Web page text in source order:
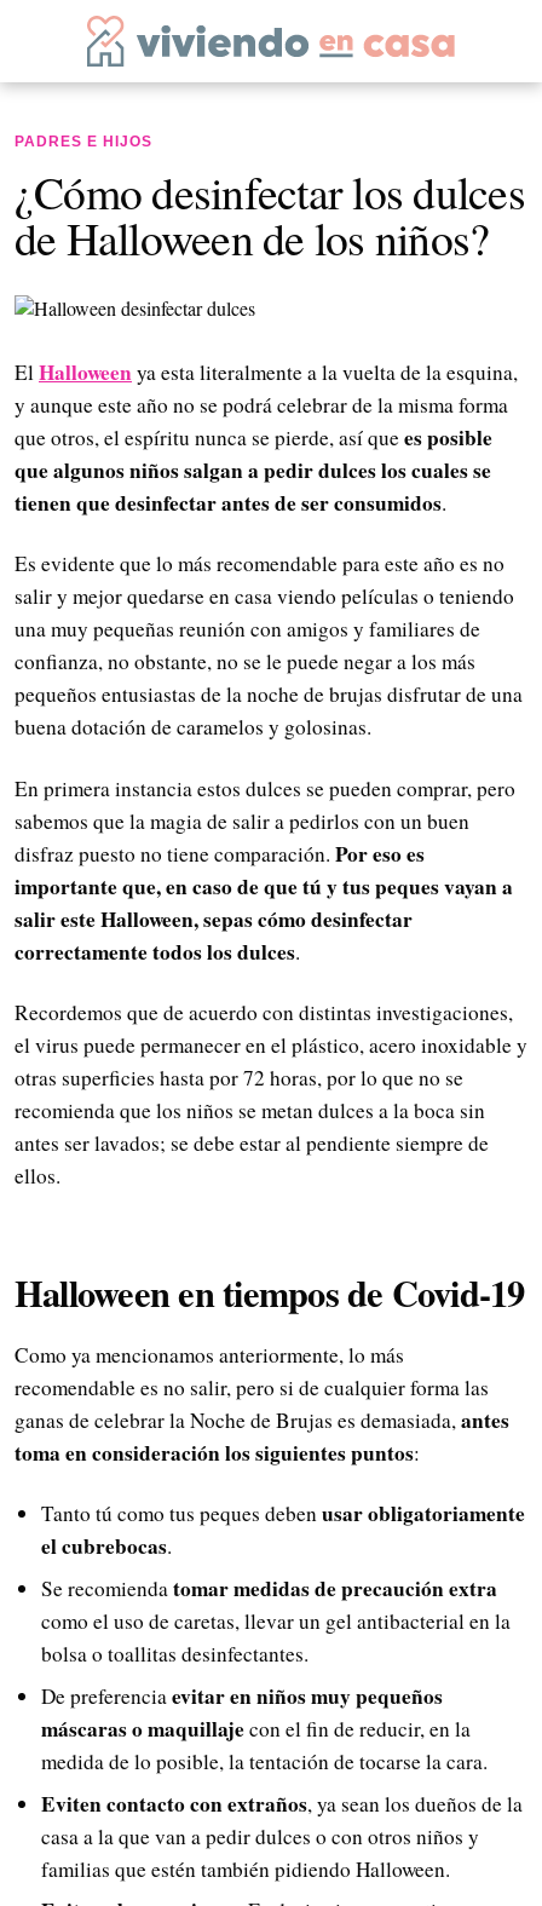
PADRES E HIJOS
¿Cómo desinfectar los dulces
de Halloween de los niños?
ElHalloweenya esta literalmente a la vuelta de la esquina,
y aunque este año no se podrá celebrar de la misma forma
que otros, el espíritu nunca se pierde, así quees posible
que algunos niños salgan a pedir dulces los cuales se
tienen que desinfectar antes de ser consumidos.
Es evidente que lo más recomendable para este año es no
salir y mejor quedarse en casa viendo películas o teniendo
una muy pequeñas reunión con amigos y familiares de
confianza, no obstante, no se le puede negar a los más
pequeños entusiastas de la noche de brujas disfrutar de una
buena dotación de caramelos y golosinas.
En primera instancia estos dulces se pueden comprar, pero
sabemos que la magia de salir a pedirlos con un buen
disfraz puesto no tiene comparación. Por eso es
importante que, en caso de que tú y tus peques vayan a
salir este Halloween, sepas cómo desinfectar
correctamente todos los dulces.
Recordemos que de acuerdo con distintas investigaciones,
el virus puede permanecer en el plástico, acero inoxidable y
otras superficies hasta por 72 horas, por lo que no se
recomienda que los niños se metan dulces a la boca sin
antes ser lavados; se debe estar al pendiente siempre de
ellos.
Halloween en tiempos de Covid-19
Como ya mencionamos anteriormente, lo más
recomendable es no salir, pero si de cualquier forma las
ganas de celebrar la Noche de Brujas es demasiada,antes
toma en consideración los siguientes puntos:
Tanto tú como tus peques debenusar obligatoriamente
el cubrebocas.
Se recomiendatomar medidas de precaución extra
como el uso de caretas, llevar un gel antibacterial en la
bolsa o toallitas desinfectantes.
De preferenciaevitar en niños muy pequeños
máscaras o maquillajecon el fin de reducir, en la
medida de lo posible, la tentación de tocarse la cara.
Eviten contacto con extraños, ya sean los dueños de la
casa a la que van a pedir dulces o con otros niños y
familias que estén también pidiendo Halloween.